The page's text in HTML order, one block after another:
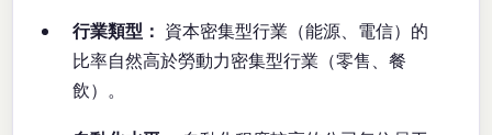
行業類型： 資本密集型行業（能源、電信）的
比率自然高於勞動力密集型行業（零售、餐
飲）。